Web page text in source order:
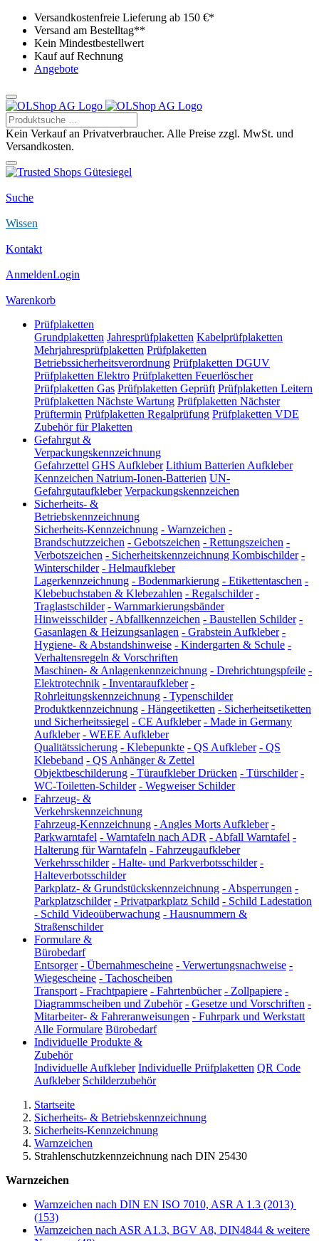
Versandkostenfreie Lieferung ab 150 €*
Versand am Bestelltag**
Kein Mindestbestellwert
Kauf auf Rechnung
Angebote
Kein Verkauf an Privatverbraucher. Alle Preise zzgl. MwSt. und
Versandkosten.
Suche
Wissen
Kontakt
AnmeldenLogin
Warenkorb
Prüfplaketten
Grundplaketten Jahresprüfplaketten Kabelprüfplaketten
Mehrjahresprüfplaketten Prüfplaketten
Betriebssicherheitsverordnung Prüfplaketten DGUV
Prüfplaketten Elektro Prüfplaketten Feuerlöscher
Prüfplaketten Gas Prüfplaketten Geprüft Prüfplaketten Leitern
Prüfplaketten Nächste Wartung Prüfplaketten Nächster
Prüftermin Prüfplaketten Regalprüfung Prüfplaketten VDE
Zubehör für Plaketten
Gefahrgut &
Verpackungskennzeichnung
Gefahrzettel GHS Aufkleber Lithium Batterien Aufkleber
Kennzeichen Natrium-Ionen-Batterien UN-
Gefahrgutaufkleber Verpackungskennzeichen
Sicherheits- &
Betriebskennzeichnung
Sicherheits-Kennzeichnung - Warnzeichen -
Brandschutzzeichen - Gebotszeichen - Rettungszeichen -
Verbotszeichen - Sicherheitskennzeichnung Kombischilder -
Winterschilder - Helmaufkleber
Lagerkennzeichnung - Bodenmarkierung - Etikettentaschen -
Klebebuchstaben & Klebezahlen - Regalschilder -
Traglastschilder - Warnmarkierungsbänder
Hinweisschilder - Abfallkennzeichen - Baustellen Schilder -
Gasanlagen & Heizungsanlagen - Grabstein Aufkleber -
Hygiene- & Abstandshinweise - Kindergarten & Schule -
Verhaltensregeln & Vorschriften
Maschinen- & Anlagenkennzeichnung - Drehrichtungspfeile -
Elektrotechnik - Inventaraufkleber -
Rohrleitungskennzeichnung - Typenschilder
Produktkennzeichnung - Hängeetiketten - Sicherheitsetiketten
und Sicherheitssiegel - CE Aufkleber - Made in Germany
Aufkleber - WEEE Aufkleber
Qualitätssicherung - Klebepunkte - QS Aufkleber - QS
Klebeband - QS Anhänger & Zettel
Objektbeschilderung - Türaufkleber Drücken - Türschilder -
WC-Toiletten-Schilder - Wegweiser Schilder
Fahrzeug- &
Verkehrskennzeichnung
Fahrzeug-Kennzeichnung - Angles Morts Aufkleber -
Parkwarntafel - Warntafeln nach ADR - Abfall Warntafel -
Halterung für Warntafeln - Fahrzeugaufkleber
Verkehrsschilder - Halte- und Parkverbotsschilder -
Halteverbotsschilder
Parkplatz- & Grundstückskennzeichnung - Absperrungen -
Parkplatzschilder - Privatparkplatz Schild - Schild Ladestation
- Schild Videoüberwachung - Hausnummern &
Straßenschilder
Formulare &
Bürobedarf
Entsorger - Übernahmescheine - Verwertungsnachweise -
Wiegescheine - Tachoscheiben
Transport - Frachtpapiere - Fahrtenbücher - Zollpapiere -
Diagrammscheiben und Zubehör - Gesetze und Vorschriften -
Mitarbeiter- & Fahreranweisungen - Fuhrpark und Werkstatt
Alle Formulare Bürobedarf
Individuelle Produkte &
Zubehör
Individuelle Aufkleber Individuelle Prüfplaketten QR Code
Aufkleber Schilderzubehör
Startseite
Sicherheits- & Betriebskennzeichnung
Sicherheits-Kennzeichnung
Warnzeichen
Strahlenschutzkennzeichnung nach DIN 25430
Warnzeichen
Warnzeichen nach DIN EN ISO 7010, ASR A 1.3 (2013)
(153)
Warnzeichen nach ASR A1.3, BGV A8, DIN4844 & weitere